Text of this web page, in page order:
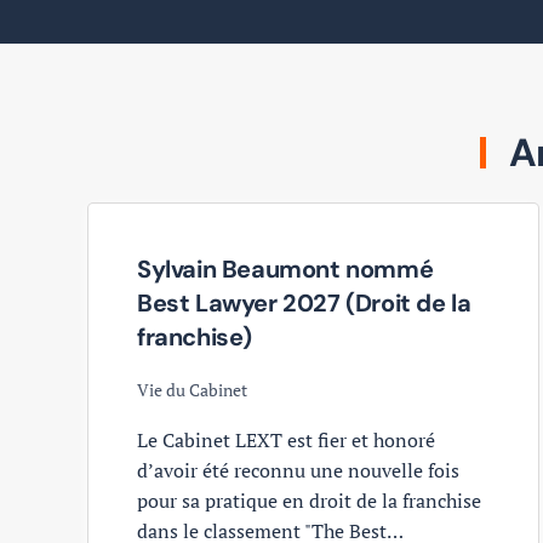
Sylvain Beaumont nommé
Best Lawyer 2027 (Droit de la
franchise)
Vie du Cabinet
Le Cabinet LEXT est fier et honoré
d’avoir été reconnu une nouvelle fois
pour sa pratique en droit de la franchise
dans le classement "The Best…